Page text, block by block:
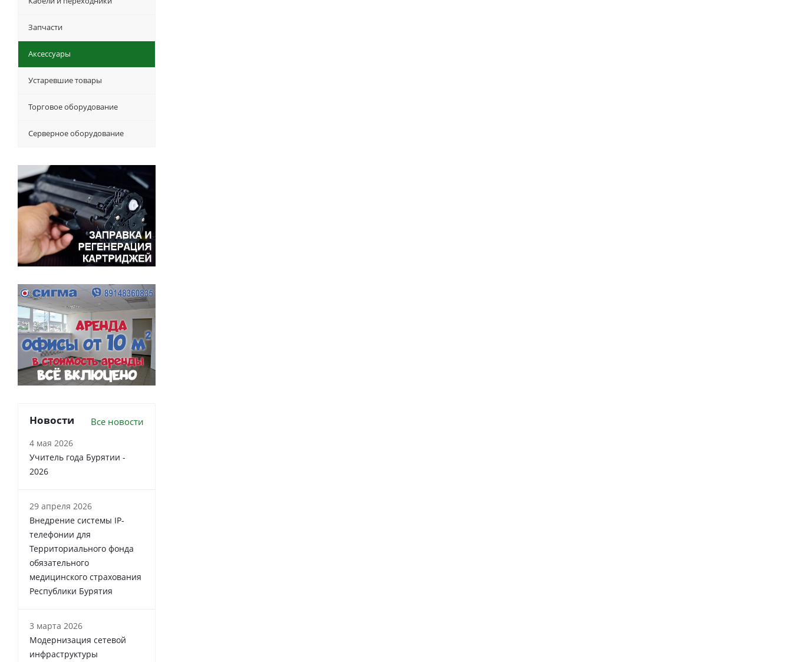
Запчасти
Аксессуары
Устаревшие товары
Торговое оборудование
Серверное оборудование
Новости Все новости
4 мая 2026
Учитель года Бурятии -
2026
29 апреля 2026
Внедрение системы IP-
телефонии для
Территориального фонда
обязательного
медицинского страхования
Республики Бурятия
3 марта 2026
Модернизация сетевой
инфраструктуры